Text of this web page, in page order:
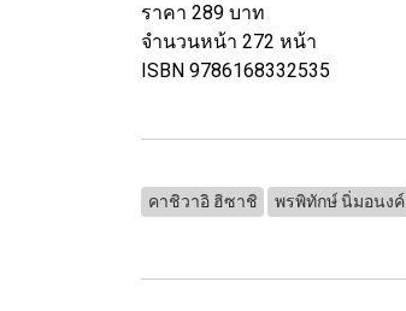
ราคา 289 บาท
จำนวนหน้า 272 หน้า
ISBN 9786168332535
คาชิวาอิ ฮิซาชิ พรพิทักษ์ นิ่มอนงค์